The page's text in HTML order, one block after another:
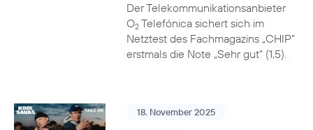
Der Telekommunikationsanbieter
O2Telefónica sichert sich im
Netztest des Fachmagazins „CHIP”
erstmals die Note „Sehr gut“ (1,5).
18. November 2025